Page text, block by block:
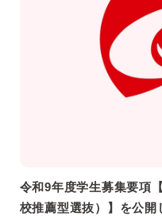
令和9年度学生募集要項
校推薦型選抜）】を公開